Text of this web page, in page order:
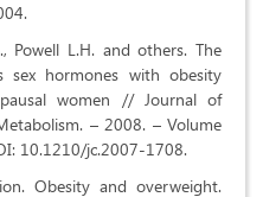
Powell L.H. and others. The
sex hormones with obesity
women // Journal of
– 2008. – Volume
10.1210/jc.2007-1708.
Obesity and overweight.